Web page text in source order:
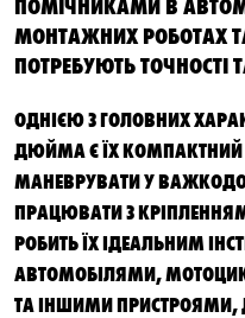
МОНТАЖНИХ РОБОТАХ
ПОТРЕБУЮТЬ ТОЧНОСТІ
ОДНІЄЮ З ГОЛОВНИХ
ДЮЙМА Є ЇХ КОМПАКТНИЙ
МАНЕВРУВАТИ У
ПРАЦЮВАТИ З
РОБИТЬ ЇХ ІДЕАЛЬНИМ
АВТОМОБІЛЯМИ,
ТА ІНШИМИ ПРИСТРОЯМИ,